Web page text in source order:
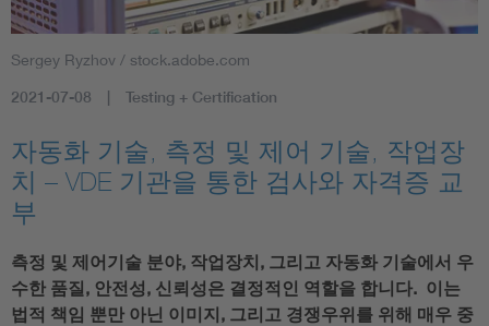
Sergey Ryzhov / stock.adobe.com
2021-07-08 Testing + Certification
자동화 기술, 측정 및 제어 기술, 작업장
치 – VDE 기관을 통한 검사와 자격증 교
부
측정 및 제어기술 분야, 작업장치, 그리고 자동화 기술에서 우
수한 품질, 안전성, 신뢰성은 결정적인 역할을 합니다. 이는
법적 책임 뿐만 아닌 이미지, 그리고 경쟁우위를 위해 매우 중